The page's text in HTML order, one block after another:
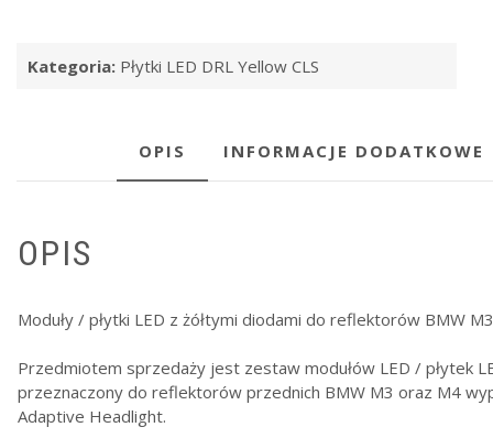
DRL
Adaptive
LED
Kategoria: Płytki LED DRL Yellow CLS
OPIS INFORMACJE DODATKOWE
OPIS
Moduły / płytki LED z żółtymi diodami do reflektorów BMW
Przedmiotem sprzedaży jest zestaw modułów LED / płytek
przeznaczony do reflektorów przednich BMW M3 oraz M4
Adaptive Headlight.